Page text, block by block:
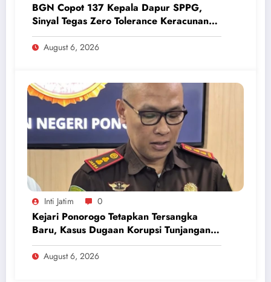
BGN Copot 137 Kepala Dapur SPPG,
Sinyal Tegas Zero Tolerance Keracunan
Makanan dan Korupsi
August 6, 2026
Inti Jatim 0
Kejari Ponorogo Tetapkan Tersangka
Baru, Kasus Dugaan Korupsi Tunjangan
Perumahan DPRD 2023-2026
August 6, 2026